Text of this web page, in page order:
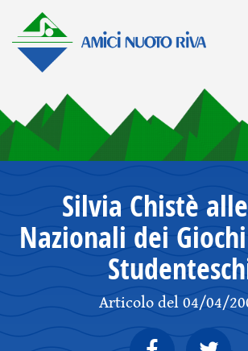
Silvia Chistè
Nazionali dei
Articolo del 04/04/